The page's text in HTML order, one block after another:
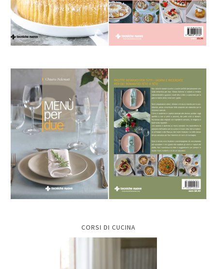
CORSI DI CUCINA